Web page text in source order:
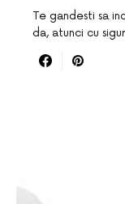
Te gandesti sa
da, atunci cu